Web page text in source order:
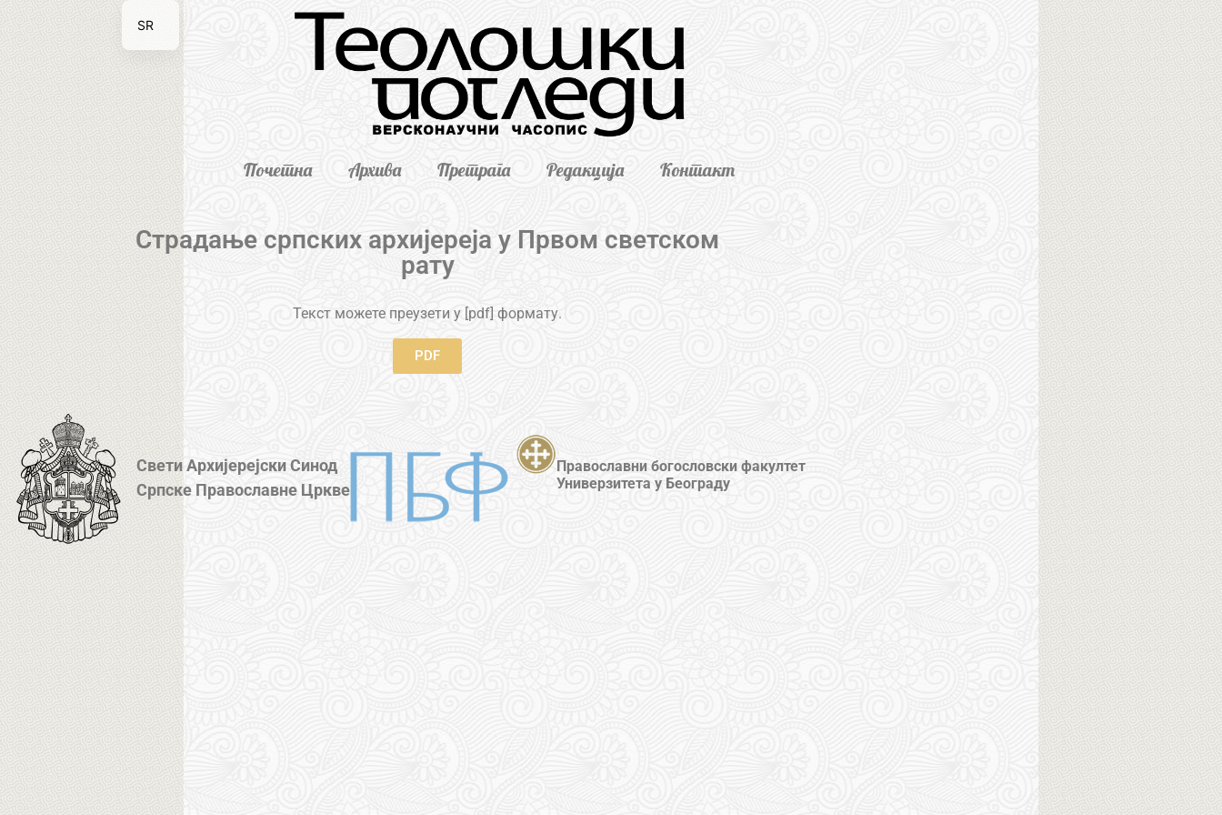
Почетна Архива Претрага Редакција Контакт
Страдање српских архијереја у Првом светском
рату
Текст можете преузети у [pdf] формату.
PDF
Свети Архијерејски Синод
Српске Православне Цркве
Православни богословски факултет
Универзитета у Београду
SR
EN